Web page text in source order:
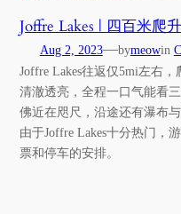
Joffre Lakes | 四百米爬
Aug 2, 2023—bymeowin
Joffre Lakes往返仅5mi左右
清澈透亮，全程一口气能看
佛近在咫尺，沿途还有瀑布
由于Joffre Lakes十分热门，
票和停车的安排。